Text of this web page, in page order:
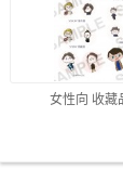
女性向 收藏